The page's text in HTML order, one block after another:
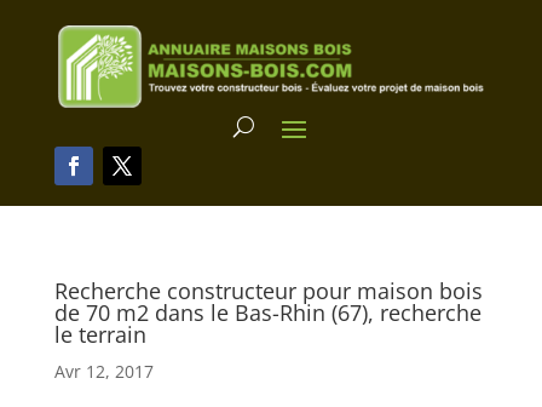
Recherche constructeur pour maison bois
de 70 m2 dans le Bas-Rhin (67), recherche
le terrain
Avr 12, 2017